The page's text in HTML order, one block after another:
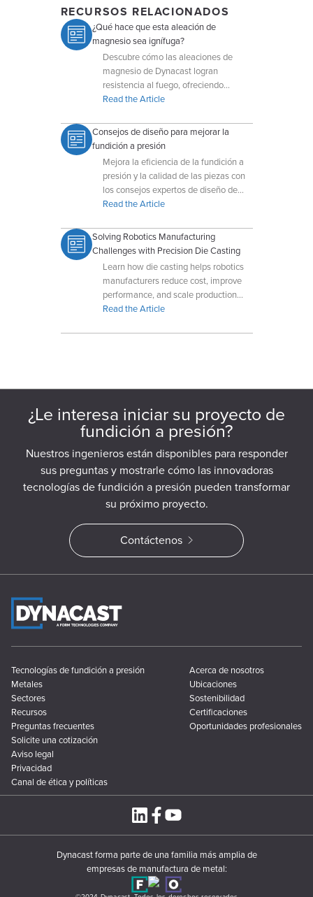
RECURSOS RELACIONADOS
¿Qué hace que esta aleación de
magnesio sea ignífuga?
Descubre cómo las aleaciones de
magnesio de Dynacast logran
resistencia al fuego, ofreciendo
soluciones ligeras y seguras para
Read the Article
Consejos de diseño para mejorar la
fundición a presión
Mejora la eficiencia de la fundición a
presión y la calidad de las piezas con
los consejos expertos de diseño de
Dynacast, centrados en la
Read the Article
Solving Robotics Manufacturing
Challenges with Precision Die Casting
Learn how die casting helps robotics
manufacturers reduce cost, improve
performance, and scale production
with precision components.
Read the Article
¿Le interesa iniciar su proyecto de
fundición a presión?
Nuestros ingenieros están disponibles para responder
sus preguntas y mostrarle cómo las innovadoras
tecnologías de fundición a presión pueden transformar
su próximo proyecto.
Contáctenos
Tecnologías de fundición a presión
Metales
Sectores
Recursos
Preguntas frecuentes
Acerca de nosotros
Ubicaciones
Sostenibilidad
Certificaciones
Oportunidades profesionales
Solicite una cotización
Aviso legal
Privacidad
Canal de ética y políticas
Dynacast forma parte de una familia más amplia de
empresas de manufactura de metal: